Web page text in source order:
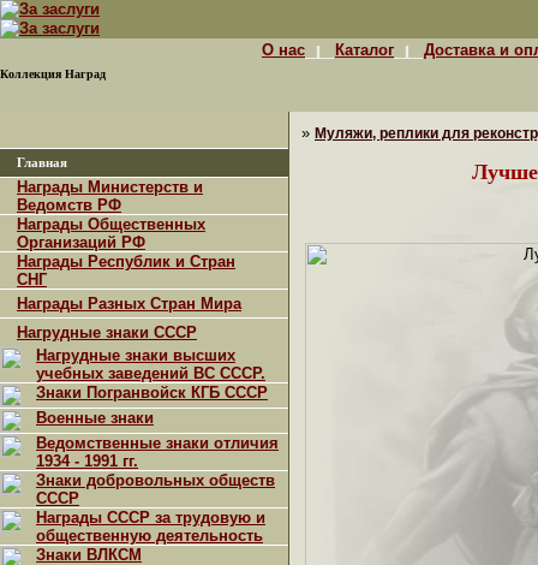
Коллекция Наград
О нас Каталог Доставка и
Главная
Награды Министерств и
Ведомств РФ
Награды Общественных
Организаций РФ
Награды Республик и Стран
СНГ
Награды Разных Стран Мира
Нагрудные знаки СССР
Нагрудные знаки высших
учебных заведений ВС СССР.
Знаки Погранвойск КГБ СССР
Военные знаки
Ведомственные знаки отличия
1934 - 1991 гг.
Знаки добровольных обществ
СССР
Награды СССР за трудовую и
общественную деятельность
Знаки ВЛКСМ
» Муляжи, реплики для